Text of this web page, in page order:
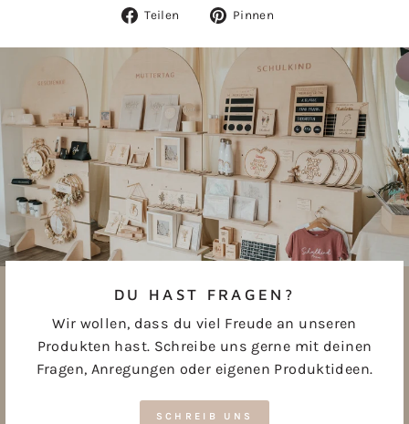
Teilen
Auf
Pinnen
DU HAST FRAGEN?
Wir wollen, dass du viel Freude an unseren
Produkten hast. Schreibe uns gerne mit deinen
Fragen, Anregungen oder eigenen Produktideen.
SCHREIB UNS